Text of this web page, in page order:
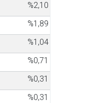
%2,10
%1,89
%1,04
%0,71
%0,31
%0,31